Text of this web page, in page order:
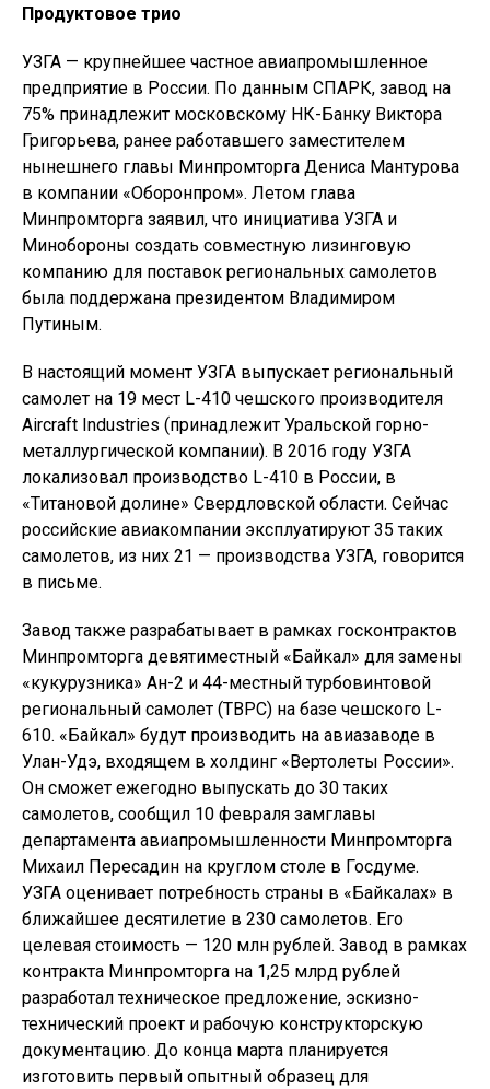
Продуктовое трио
УЗГА — крупнейшее частное авиапромышленное
предприятие в России. По данным СПАРК, завод на
75% принадлежит московскому НК-Банку Виктора
Григорьева, ранее работавшего заместителем
нынешнего главы Минпромторга Дениса Мантурова
в компании «Оборонпром». Летом глава
Минпромторга заявил, что инициатива УЗГА и
Минобороны создать совместную лизинговую
компанию для поставок региональных самолетов
была поддержана президентом Владимиром
Путиным.
В настоящий момент УЗГА выпускает региональный
самолет на 19 мест L-410 чешского производителя
Aircraft Industries (принадлежит Уральской горно-
металлургической компании). В 2016 году УЗГА
локализовал производство L-410 в России, в
«Титановой долине» Свердловской области. Сейчас
российские авиакомпании эксплуатируют 35 таких
самолетов, из них 21 — производства УЗГА, говорится
в письме.
Завод также разрабатывает в рамках госконтрактов
Минпромторга девятиместный «Байкал» для замены
«кукурузника» Ан-2 и 44-местный турбовинтовой
региональный самолет (ТВРС) на базе чешского L-
610. «Байкал» будут производить на авиазаводе в
Улан-Удэ, входящем в холдинг «Вертолеты России».
Он сможет ежегодно выпускать до 30 таких
самолетов, сообщил 10 февраля замглавы
департамента авиапромышленности Минпромторга
Михаил Пересадин на круглом столе в Госдуме.
УЗГА оценивает потребность страны в «Байкалах» в
ближайшее десятилетие в 230 самолетов. Его
целевая стоимость — 120 млн рублей. Завод в рамках
контракта Минпромторга на 1,25 млрд рублей
разработал техническое предложение, эскизно-
технический проект и рабочую конструкторскую
документацию. До конца марта планируется
изготовить первый опытный образец для